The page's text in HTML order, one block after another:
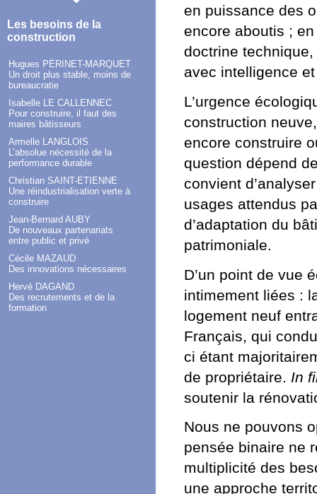
Les besoins de la
construction
Hugues PÉRINET-MARQUET
Un droit plus stable, moins de
bureaucratie
Isabelle LE CALLENNEC
Pour construire, il faut des
maires bâtisseurs
Armelle LANGLOIS
L’absolue nécessité de la
performance durable
Christian SAINT-ÉTIENNE
Une réindustrialisation verte à
construire
Jean-Bernard AUBY
De nouveaux partenariats
entre public et privé
Cécile MAZAUD
Des innovations nécessaires
Hervé DAGAND
Des recrutements et de la
formation
en puissance des
encore aboutis ;
doctrine
avec intelligence
L’urgence
construction
encore construire
question dépend
convient
usages attendus
d’adaptation du
patrimoniale.
D’un point de vue
intimement liées :
logement neuf
Français, qui
ci étant
de propriétaire. In
soutenir la
Nous ne pouvons
pensée binaire ne
multiplicité des
une approche